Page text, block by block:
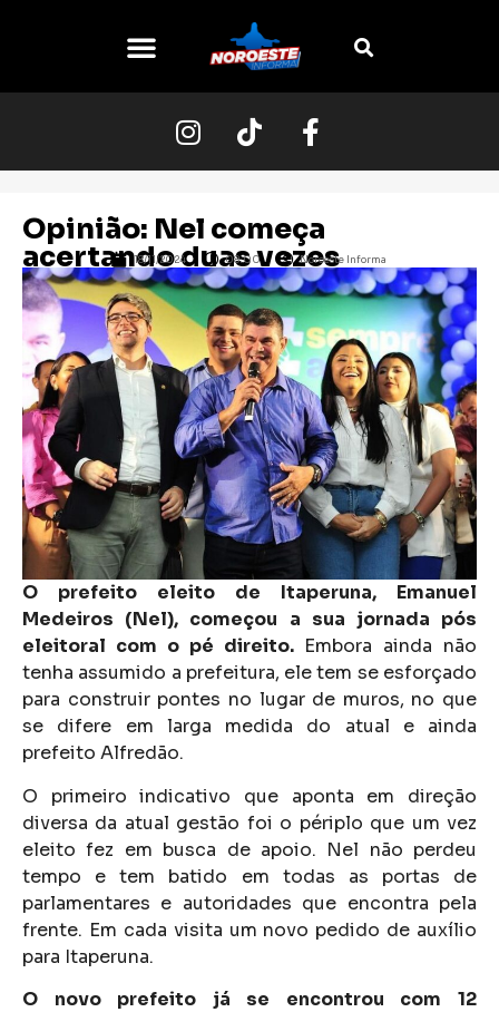
Opinião: Nel começa
acertando duas vezes
18/11/2024 08:00 Noroeste Informa
O prefeito eleito de Itaperuna, Emanuel
Medeiros (Nel), começou a sua jornada pós
eleitoral com o pé direito. Embora ainda não
tenha assumido a prefeitura, ele tem se esforçado
para construir pontes no lugar de muros, no que
se difere em larga medida do atual e ainda
prefeito Alfredão.
O primeiro indicativo que aponta em direção
diversa da atual gestão foi o périplo que um vez
eleito fez em busca de apoio. Nel não perdeu
tempo e tem batido em todas as portas de
parlamentares e autoridades que encontra pela
frente. Em cada visita um novo pedido de auxílio
para Itaperuna.
O novo prefeito já se encontrou com 12